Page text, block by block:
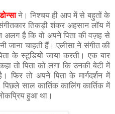
ने। निश्चय ही आप में से बहुतों के
तिकड़ी शंकर अहसान लॉय में
अलग है कि वो अपने पिता की वज़ह से
जाना चाहती हैं। एलीसा ने संगीत की
के स्टूडियो जाया करती। एक बार
तो पिता को लगा कि उनकी बेटी में
फिर तो अपने पिता के मार्गदर्शन में
साल कार्तिक कालिंग कार्तिक में
हुआ था।